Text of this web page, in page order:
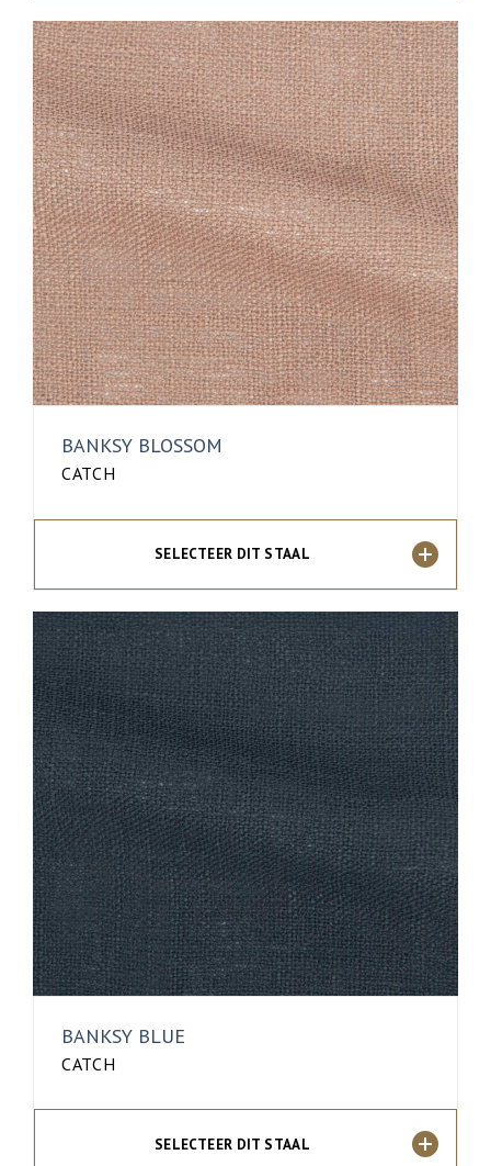
BANKSY BLOSSOM
CATCH
SELECTEER DIT STAAL
BANKSY BLUE
CATCH
SELECTEER DIT STAAL